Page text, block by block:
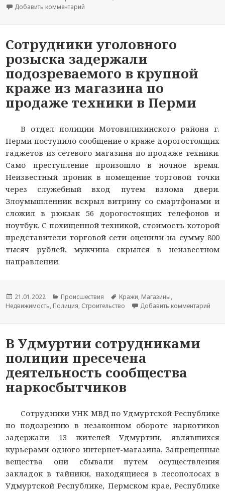
Добавить комментарий
Сотрудники уголовного
розыска задержали
подозреваемого в крупной
краже из магазина по
продаже техники в Перми
В отдел полиции Мотовилихинского района г.
Перми поступило сообщение о краже дорогостоящих
гаджетов из сетевого магазина по продаже техники.
Само преступление произошло в ночное время.
Неизвестный проник в помещение торговой точки
через служебный вход путем взлома двери.
Злоумышленник вскрыл витрину со смартфонами и
сложил в рюкзак 56 дорогостоящих телефонов и
ноутбук. С похищенной техникой, стоимость которой
представители торговой сети оценили на сумму 800
тысяч рублей, мужчина скрылся в неизвестном
направлении.
Опубликовано
21.01.2022 Рубрики
Происшествия Метки
Кражи, Магазины,
Недвижимость, Полиция, Строительство Добавить комментарий
В Удмуртии сотрудниками
полиции пресечена
деятельность сообщества
наркосбытчиков
Сотрудники УНК МВД по Удмуртской Республике
по подозрению в незаконном обороте наркотиков
задержали 13 жителей Удмуртии, являвшихся
курьерами одного интернет-магазина. Запрещенные
вещества они сбывали путем осуществления
закладок в тайники, находящиеся в лесополосах в
Удмуртской Республике, Пермском крае, Республике